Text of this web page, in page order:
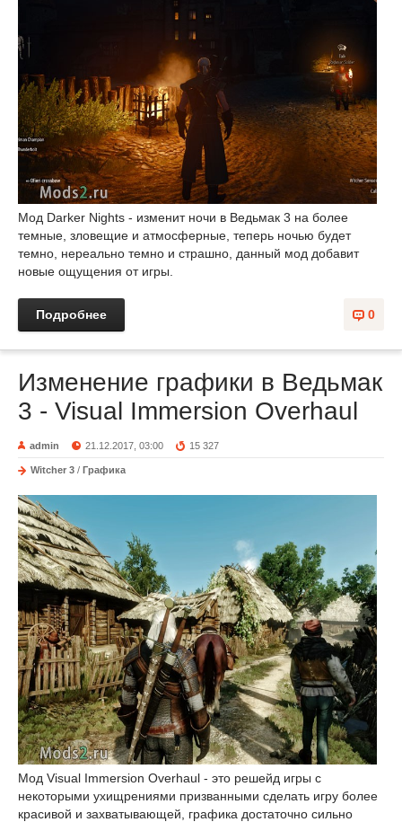
Мод Darker Nights - изменит ночи в Ведьмак 3 на более
темные, зловещие и атмосферные, теперь ночью будет
темно, нереально темно и страшно, данный мод добавит
новые ощущения от игры.
0
Подробнее
Изменение графики в Ведьмак
3 - Visual Immersion Overhaul
admin 21.12.2017, 03:00 15 327
Witcher 3 / Графика
Мод Visual Immersion Overhaul - это решейд игры с
некоторыми ухищрениями призванными сделать игру более
красивой и захватывающей, графика достаточно сильно